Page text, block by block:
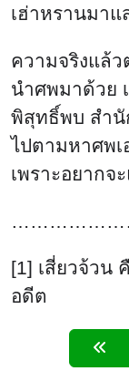
เฮ่าหรานมาแ
ความจริงแล้ว
นำศพมาด้วย
พิสุทธิ์พบ สำนั
ไปตามหาศพเ
เพราะอยากจ
[1] เสี่ยวจ้วน
อดีต